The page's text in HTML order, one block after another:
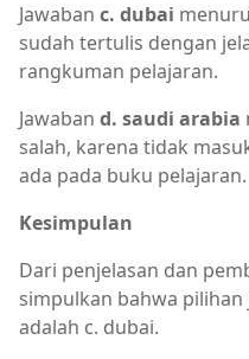
Jawaban c. dubai
sudah tertulis dengan
rangkuman pelajaran.
Jawaban d. saudi arabia
salah, karena tidak
ada pada buku pelajaran.
Kesimpulan
Dari penjelasan dan
simpulkan bahwa
adalah c. dubai.